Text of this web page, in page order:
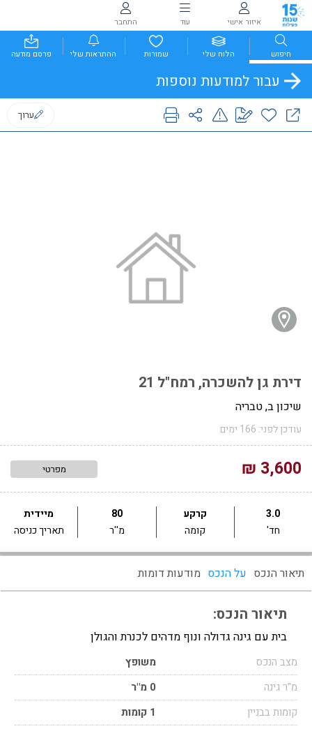
איזור אישי עוד התחבר
חיפוש הלוח שלי שמורות ההתראות שלי פרסם מודעה
עבור למודעות נוספות
ערוך
דירת גן להשכרה, רמח"ל 21
שיכון ב, טבריה
עודכן לפני: 166 ימים
3,600 ₪ מפרטי
3.0
חד'
קרקע
קומה
80
מ''ר
מיידית
תאריך כניסה
תיאור הנכס על הנכס מודעות דומות
תיאור הנכס:
בית עם גינה גדולה ונוף מדהים לכנרת והגולן
מצב הנכס
משופץ
מ"ר גינה
0 מ"ר
קומות בבניין
1 קומות